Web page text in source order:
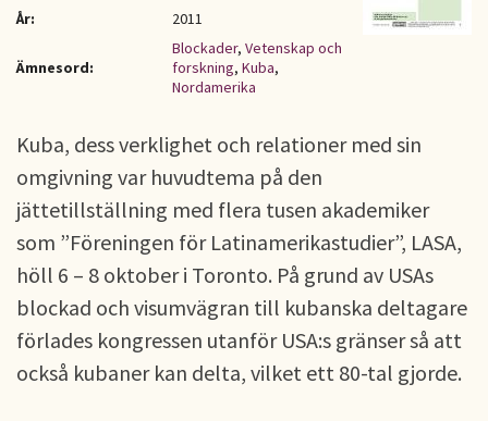
År:
2011
Ämnesord:
Blockader, Vetenskap och
forskning, Kuba,
Nordamerika
Kuba, dess verklighet och relationer med sin
omgivning var huvudtema på den
jättetillställning med flera tusen akademiker
som ”Föreningen för Latinamerikastudier”, LASA,
höll 6 – 8 oktober i Toronto. På grund av USAs
blockad och visumvägran till kubanska deltagare
förlades kongressen utanför USA:s gränser så att
också kubaner kan delta, vilket ett 80-tal gjorde.